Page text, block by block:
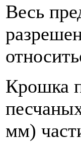
Весь
Крошка
мм)